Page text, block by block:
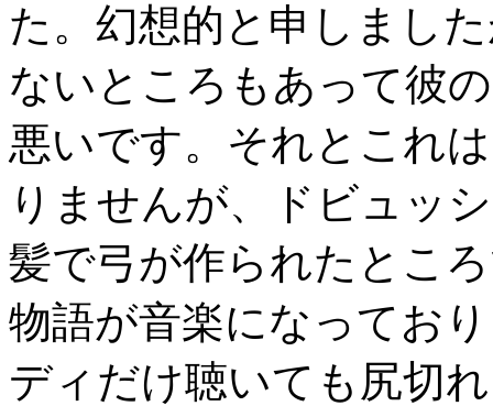
た。幻想的と申しまし
ないところもあって彼
悪いです。それとこれ
りませんが、ドビュッ
髪で弓が作られたとこ
物語が音楽になってお
ディだけ聴いても尻切